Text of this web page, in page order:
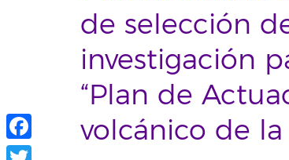
de selección
investigación
“Plan de
volcánico de la
Facebook